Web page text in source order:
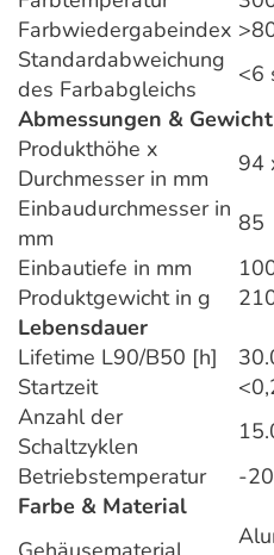
Farbwiedergabeindex
Standardabweichung
des Farbabgleichs
<6
Abmessungen & Gewicht
Produkthöhe x
Durchmesser in mm
94
Einbaudurchmesser in
mm
85
Einbautiefe in mm
Produktgewicht in g
Lebensdauer
Lifetime L90/B50 [h]
Startzeit
Anzahl der
Schaltzyklen
Betriebstemperatur
-
Farbe & Material